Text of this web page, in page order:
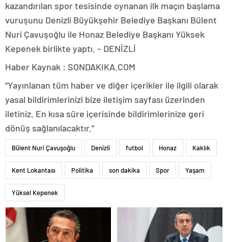
kazandırılan spor tesisinde oynanan ilk maçın başlama
vuruşunu Denizli Büyükşehir Belediye Başkanı Bülent
Nuri Çavuşoğlu ile Honaz Belediye Başkanı Yüksek
Kepenek birlikte yaptı. – DENİZLİ
Haber Kaynak : SONDAKIKA.COM
“Yayınlanan tüm haber ve diğer içerikler ile ilgili olarak
yasal bildirimlerinizi bize iletişim sayfası üzerinden
iletiniz. En kısa süre içerisinde bildirimlerinize geri
dönüş sağlanılacaktır.”
Bülent Nuri Çavuşoğlu Denizli futbol Honaz Kaklık
Kent Lokantası Politika son dakika Spor Yaşam
Yüksel Kepenek